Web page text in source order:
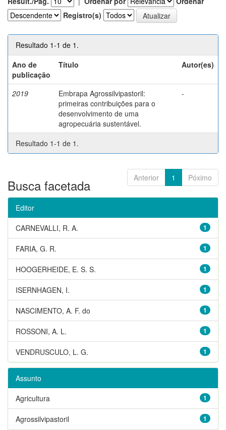
Registro(s)
Resultado 1-1 de 1.
Ano de
publicação
Título Autor(es)
2019
Embrapa Agrossilvipastoril:
primeiras contribuições para o
desenvolvimento de uma
agropecuária sustentável.
-
Resultado 1-1 de 1.
Anterior 1 Póximo
Busca facetada
Editor
1
CARNEVALLI, R. A.
1
FARIA, G. R.
1
HOOGERHEIDE, E. S. S.
1
ISERNHAGEN, I.
1
NASCIMENTO, A. F. do
1
ROSSONI, A. L.
1
VENDRUSCULO, L. G.
Assunto
1
Agricultura
1
Agrossilvipastoril